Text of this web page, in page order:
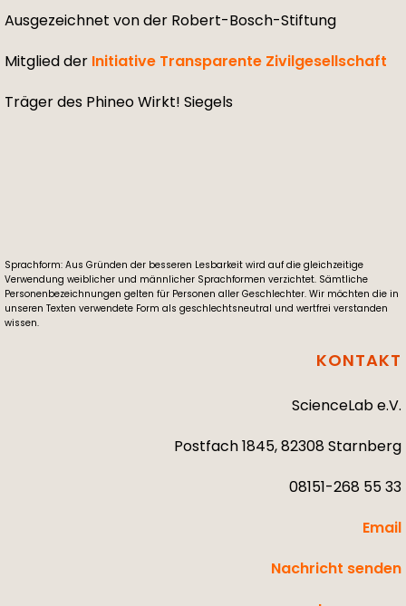
Ausgezeichnet von der Robert-Bosch-Stiftung
Mitglied der Initiative Transparente Zivilgesellschaft
Träger des Phineo Wirkt! Siegels
Sprachform: Aus Gründen der besseren Lesbarkeit wird auf die gleichzeitige
Verwendung weiblicher und männlicher Sprachformen verzichtet. Sämtliche
Personenbezeichnungen gelten für Personen aller Geschlechter. Wir möchten die in
unseren Texten verwendete Form als geschlechtsneutral und wertfrei verstanden
wissen.
KONTAKT
ScienceLab e.V.
Postfach 1845, 82308 Starnberg
08151-268 55 33
Email
Nachricht senden